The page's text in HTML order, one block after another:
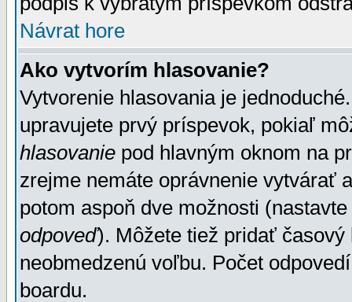
Návrat hore
Ako vytvorím hlasovanie?
Vytvorenie hlasovania je
upravujete prvý príspevok, pokiaľ
hlasovanie pod hlavným oknom na
zrejme nemáte oprávnenie vytvárať
potom aspoň dve možnosti
odpoveď). Môžete tiež pridať
neobmedzenú voľbu. Počet
boardu.